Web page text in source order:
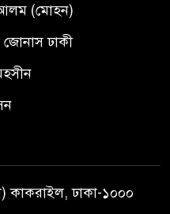
আলম (মোহন)
জোনাস ঢাকী
কাকরাইল, ঢাকা-১০০০